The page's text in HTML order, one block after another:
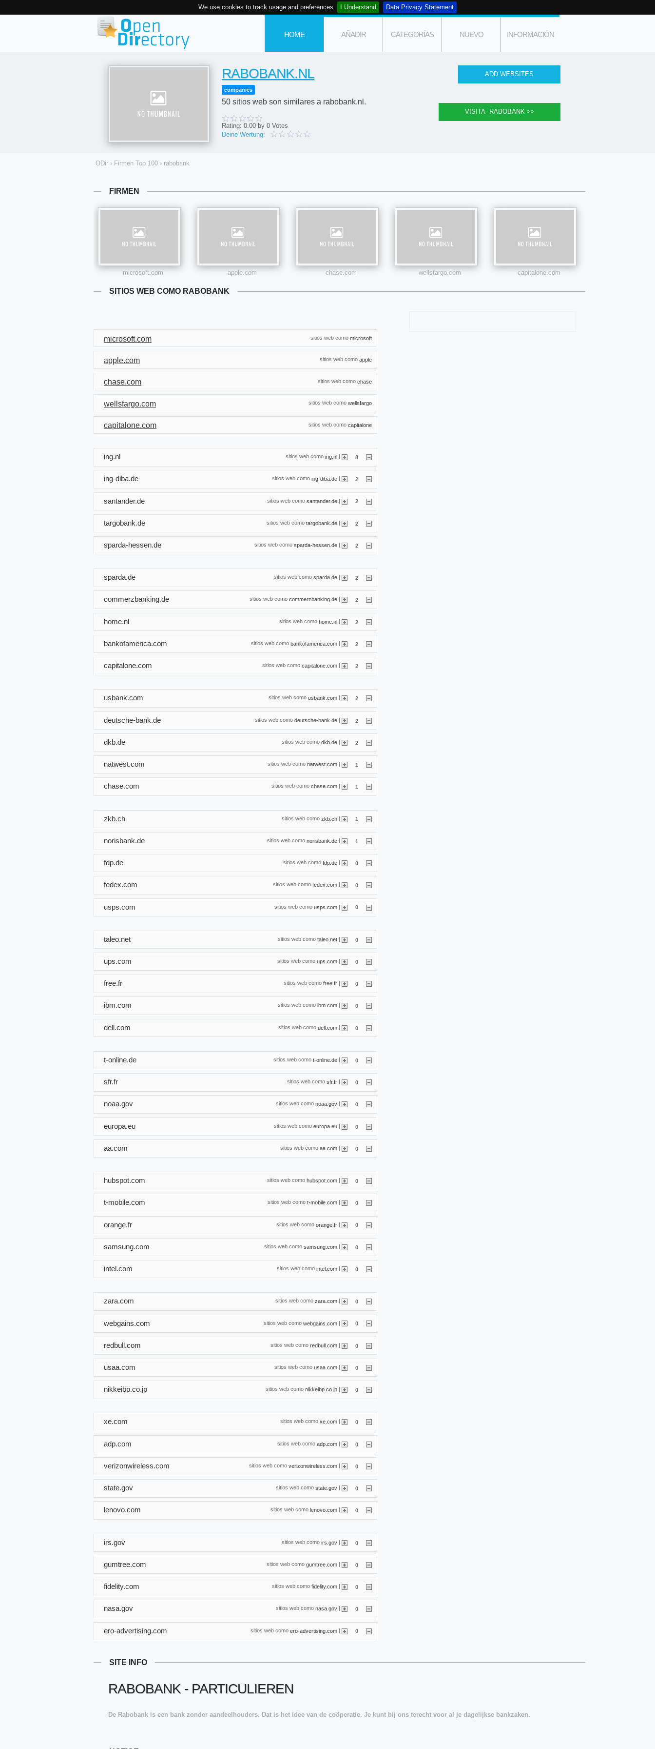
We use cookies to track usage and preferences I Understand Data Privacy Statement
HOME AÑADIR CATEGORÍAS NUEVO INFORMACIÓN
RABOBANK.NL
companies
50 sitios web son similares a rabobank.nl.
Rating: 0.00 by 0 Votes
Deine Wertung:
ODir › Firmen Top 100 › rabobank
FIRMEN
microsoft.com apple.com chase.com wellsfargo.com capitalone.com
SITIOS WEB COMO RABOBANK
sitios web como microsoft
microsoft.com
sitios web como apple
apple.com
sitios web como chase
chase.com
sitios web como wellsfargo
wellsfargo.com
sitios web como capitalone
capitalone.com
sitios web como ing.nl | 8
ing.nl
sitios web como ing-diba.de 2
ing-diba.de
sitios web como santander.de | 2
santander.de
sitios web como targobank.de | 2
targobank.de
sitios web como sparda-hessen.de | 2
sparda-hessen.de
sitios web como sparda.de 2
sparda.de
sitios web como commerzbanking.de 2
commerzbanking.de
sitios web como home.nl | 2
home.nl
sitios web como bankofamerica.com | 2
bankofamerica.com
sitios web como capitalone.com | 2
capitalone.com
sitios web como usbank.com 2
usbank.com
sitios web como deutsche-bank.de | 2
deutsche-bank.de
sitios web como dkb.de | 2
dkb.de
sitios web como natwest.com | 1
natwest.com
sitios web como chase.com 1
chase.com
sitios web como zkb.ch | 1
zkb.ch
sitios web como norisbank.de | 1
norisbank.de
sitios web como fdp.de | 0
fdp.de
sitios web como fedex.com 0
fedex.com
sitios web como usps.com | 0
usps.com
sitios web como taleo.net | 0
taleo.net
sitios web como ups.com | 0
ups.com
sitios web como free.fr 0
free.fr
sitios web como ibm.com 0
ibm.com
sitios web como dell.com | 0
dell.com
sitios web como t-online.de | 0
t-online.de
sitios web como sfr.fr | 0
sfr.fr
sitios web como noaa.gov 0
noaa.gov
sitios web como europa.eu | 0
europa.eu
sitios web como aa.com | 0
aa.com
sitios web como hubspot.com | 0
hubspot.com
sitios web como t-mobile.com 0
t-mobile.com
sitios web como orange.fr | 0
orange.fr
sitios web como samsung.com | 0
samsung.com
sitios web como intel.com | 0
intel.com
sitios web como zara.com 0
zara.com
sitios web como webgains.com | 0
webgains.com
sitios web como redbull.com | 0
redbull.com
sitios web como usaa.com | 0
usaa.com
sitios web como nikkeibp.co.jp 0
nikkeibp.co.jp
sitios web como xe.com 0
xe.com
sitios web como adp.com | 0
adp.com
sitios web como verizonwireless.com | 0
verizonwireless.com
sitios web como state.gov | 0
state.gov
sitios web como lenovo.com 0
lenovo.com
sitios web como irs.gov | 0
irs.gov
sitios web como gumtree.com | 0
gumtree.com
sitios web como fidelity.com | 0
fidelity.com
sitios web como nasa.gov 0
nasa.gov
sitios web como ero-advertising.com | 0
ero-advertising.com
SITE INFO
RABOBANK - PARTICULIEREN
De Rabobank is een bank zonder aandeelhouders. Dat is het idee van de coöperatie. Je kunt bij ons terecht voor al je dagelijkse bankzaken.